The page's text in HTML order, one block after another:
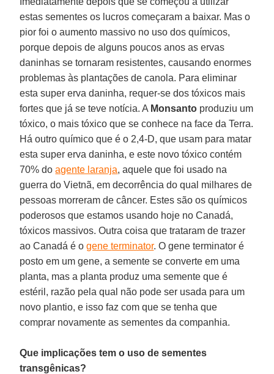
estas sementes os lucros começaram a baixar. Mas o
pior foi o aumento massivo no uso dos químicos,
porque depois de alguns poucos anos as ervas
daninhas se tornaram resistentes, causando enormes
problemas às plantações de canola. Para eliminar
esta super erva daninha, requer-se dos tóxicos mais
fortes que já se teve notícia. A Monsanto produziu um
tóxico, o mais tóxico que se conhece na face da Terra.
Há outro químico que é o 2,4-D, que usam para matar
esta super erva daninha, e este novo tóxico contém
70% doagente laranja, aquele que foi usado na
guerra do Vietnã, em decorrência do qual milhares de
pessoas morreram de câncer. Estes são os químicos
poderosos que estamos usando hoje no Canadá,
tóxicos massivos. Outra coisa que trataram de trazer
ao Canadá é ogene terminator. O gene terminator é
posto em um gene, a semente se converte em uma
planta, mas a planta produz uma semente que é
estéril, razão pela qual não pode ser usada para um
novo plantio, e isso faz com que se tenha que
comprar novamente as sementes da companhia.
Que implicações tem o uso de sementes
transgênicas?